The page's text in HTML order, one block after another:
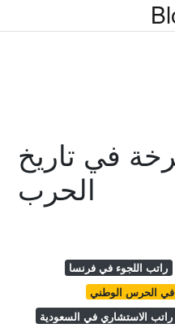
في تاريخ
الحرب
راتب اللجوء في فرنسا
في الحرس الوطني
راتب الاستشاري في السعودية